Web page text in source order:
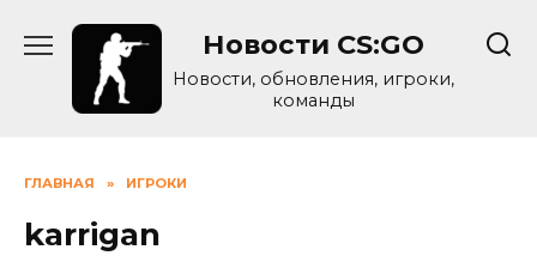
Новости CS:GO
Новости, обновления, игроки,
команды
ГЛАВНАЯ » ИГРОКИ
karrigan